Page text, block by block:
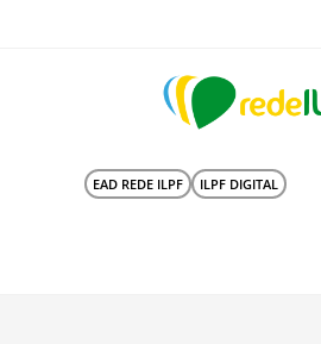
EAD REDE ILPF ILPF DIGITAL